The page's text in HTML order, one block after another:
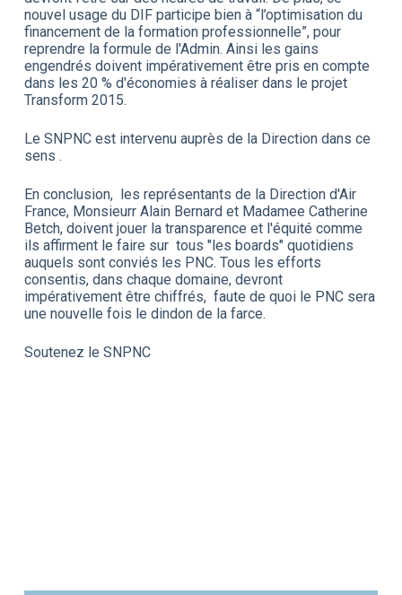
nouvel usage du DIF participe bien à “l’optimisation du
financement de la formation professionnelle”, pour
reprendre la formule de l'Admin. Ainsi les gains
engendrés doivent impérativement être pris en compte
dans les 20 % d'économies à réaliser dans le projet
Transform 2015.
Le SNPNC est intervenu auprès de la Direction dans ce
sens .
En conclusion, les représentants de la Direction d'Air
France, Monsieurr Alain Bernard et Madamee Catherine
Betch, doivent jouer la transparence et l'équité comme
ils affirment le faire sur tous "les boards" quotidiens
auquels sont conviés les PNC. Tous les efforts
consentis, dans chaque domaine, devront
impérativement être chiffrés, faute de quoi le PNC sera
une nouvelle fois le dindon de la farce.
Soutenez le SNPNC